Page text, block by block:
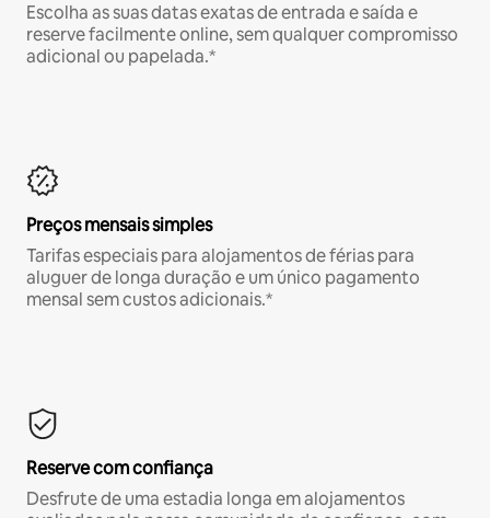
Escolha as suas datas exatas de entrada e saída e
reserve facilmente online, sem qualquer compromisso
adicional ou papelada.*
Preços mensais simples
Tarifas especiais para alojamentos de férias para
aluguer de longa duração e um único pagamento
mensal sem custos adicionais.*
Reserve com confiança
Desfrute de uma estadia longa em alojamentos